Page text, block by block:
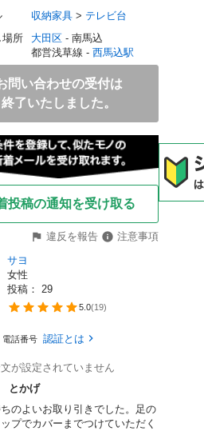
収納家具 > テレビ台
場所
大田区 - 南馬込
都営浅草線 - 西馬込駅
問い合わせの受付は
終了いたしました。
投稿の通知を受け取る
違反を報告
注意事項
サヨ
女性
投稿： 29
5.0(19)
電話番号 認証とは
が設定されていません
とかげ
のよいお取り引きでした。足の
プでカバーまでつけていただく